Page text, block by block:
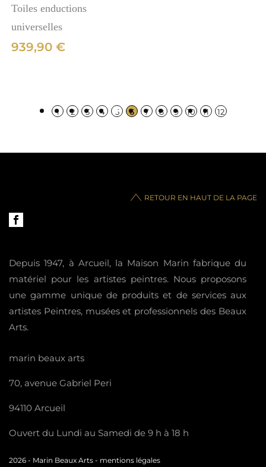
Toiles enductions
universelles
939,90€
1 2 3 4 5 6 7 8 9 10 11 12
RETOUR EN HAUT DE LA PAGE
Depuis 1947, à Arcueil, la Maison Marin fabrique du
matériel pour les artistes peintres. Nous proposons
une gamme unique de produits et de services aux
artistes Peintres, musées et professionnels des Beaux
Arts.
marin beaux arts
70, avenue Gabriel Peri
94110 Arcueil
Ouvert du Lundi au Samedi de 9 h à 18 h
2026 - Marin Beaux Arts - mentions légales